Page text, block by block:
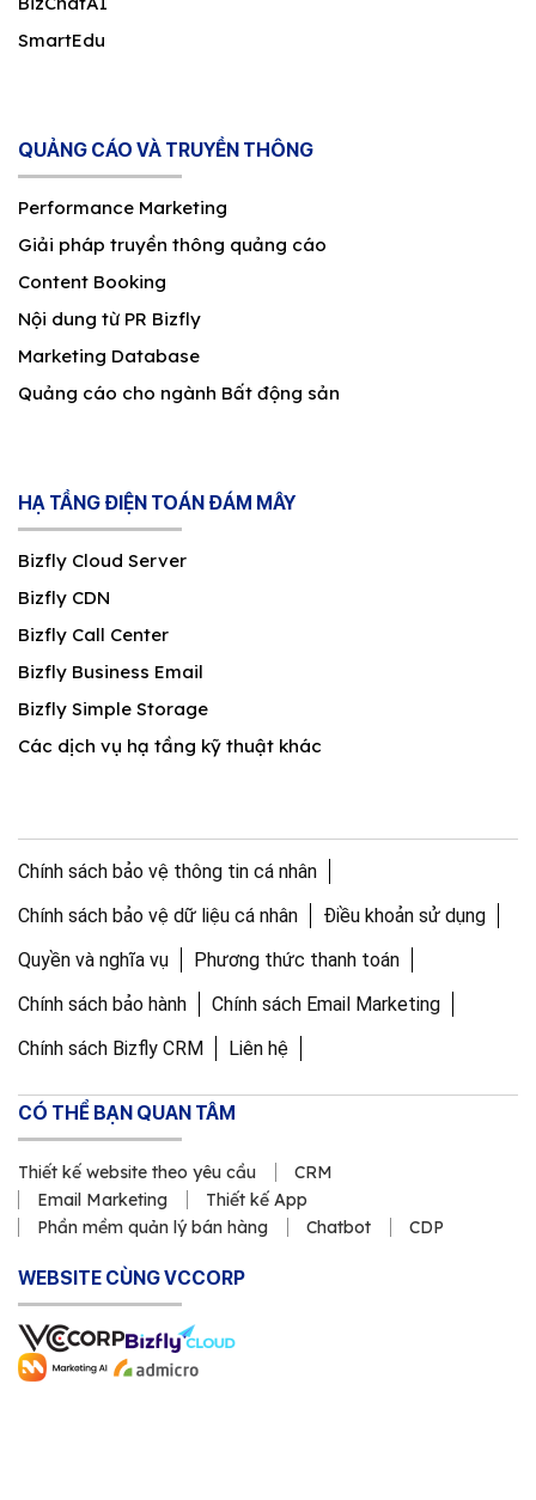
SmartEdu
QUẢNG CÁO VÀ TRUYỀN THÔNG
Performance Marketing
Giải pháp truyền thông quảng cáo
Content Booking
Nội dung từ PR Bizfly
Marketing Database
Quảng cáo cho ngành Bất động sản
HẠ TẦNG ĐIỆN TOÁN ĐÁM MÂY
Bizfly Cloud Server
Bizfly CDN
Bizfly Call Center
Bizfly Business Email
Bizfly Simple Storage
Các dịch vụ hạ tầng kỹ thuật khác
Chính sách bảo vệ thông tin cá nhân
Chính sách bảo vệ dữ liệu cá nhân
Điều khoản sử dụng
Quyền và nghĩa vụ
Phương thức thanh toán
Chính sách bảo hành
Chính sách Email Marketing
Chính sách Bizfly CRM
Liên hệ
CÓ THỂ BẠN QUAN TÂM
Thiết kế website theo yêu cầu
CRM
Email Marketing
Thiết kế App
Phần mềm quản lý bán hàng
Chatbot CDP
WEBSITE CÙNG VCCORP